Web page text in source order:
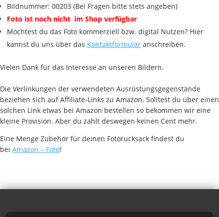
Bildnummer: 00203 (Bei Fragen bitte stets angeben)
Foto ist noch nicht im Shop verfügbar
Möchtest du das Foto kommerziell bzw. digital Nutzen? Hier
kannst du uns über das Kontaktformular anschreiben.
Vielen Dank für das Interesse an unseren Bildern.
Die Verlinkungen der verwendeten Ausrüstungsgegenstände
beziehen sich auf Affiliate-Links zu Amazon. Solltest du über einen
solchen Link etwas bei Amazon bestellen so bekommen wir eine
kleine Provision. Aber du zahlt deswegen keinen Cent mehr.
Eine Menge Zubehör für deinen Fotorucksack findest du
bei Amazon – Foto!